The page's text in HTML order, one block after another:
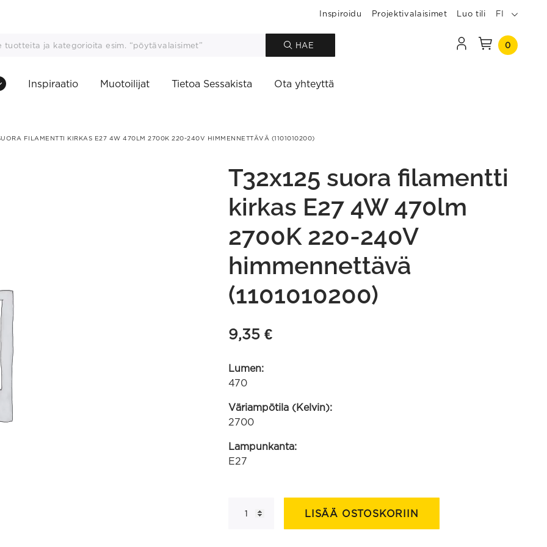
Inspiroidu Projektivalaisimet Luo tili FI
HAE 0
Inspiraatio Muotoilijat Tietoa Sessakista Ota yhteyttä
FILAMENTTI KIRKAS E27 4W 470LM 2700K 220-240V HIMMENNETTÄVÄ (1101010200)
T32x125 suora filamentti
kirkas E27 4W 470lm
2700K 220-240V
himmennettävä
(1101010200)
9,35 €
Lumen:
470
Väriampötila (Kelvin):
2700
Lampunkanta:
E27
suora
LISÄÄ OSTOSKORIIN